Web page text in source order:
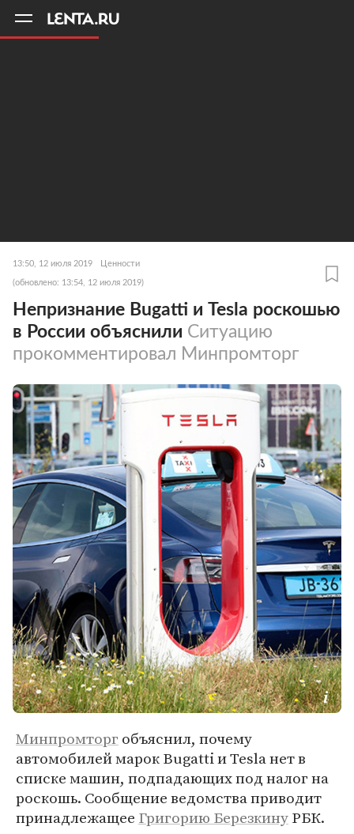
13:50, 12 июля 2019 Ценности
(обновлено: 13:54, 12 июля 2019)
Непризнание Bugatti и Tesla роскошью
в России объяснили Ситуацию
прокомментировал Минпромторг
Минпромторг объяснил, почему
автомобилей марок Bugatti и Tesla нет в
списке машин, подпадающих под налог на
роскошь. Сообщение ведомства приводит
принадлежащее Григорию БерезкинуРБК.